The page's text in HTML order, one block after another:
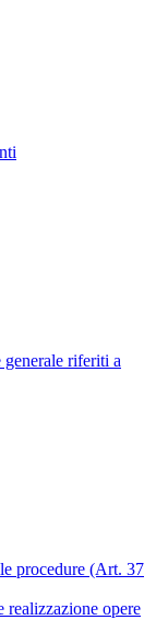
riferiti a
procedure (Art. 37
realizzazione opere